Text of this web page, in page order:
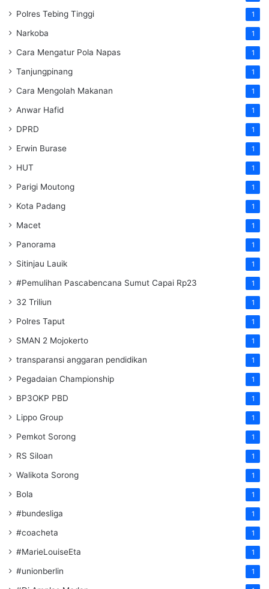
Polres Tebing Tinggi 1
Narkoba 1
Cara Mengatur Pola Napas 1
Tanjungpinang 1
Cara Mengolah Makanan 1
Anwar Hafid 1
DPRD 1
Erwin Burase 1
HUT 1
Parigi Moutong 1
Kota Padang 1
Macet 1
Panorama 1
Sitinjau Lauik 1
#Pemulihan Pascabencana Sumut Capai Rp23 1
32 Triliun 1
Polres Taput 1
SMAN 2 Mojokerto 1
transparansi anggaran pendidikan 1
Pegadaian Championship 1
BP3OKP PBD 1
Lippo Group 1
Pemkot Sorong 1
RS Siloan 1
Walikota Sorong 1
Bola 1
#bundesliga 1
#coacheta 1
#MarieLouiseEta 1
#unionberlin 1